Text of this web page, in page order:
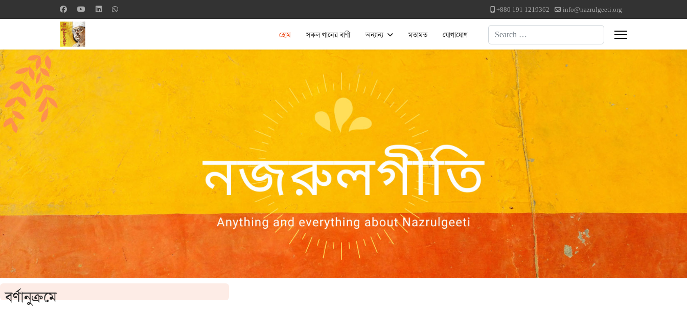
+880 191 1219362 info@nazrulgeeti.org
হোম সকল গানের বাণী অন্যান্য মতামত যোগাযোগ Search
বর্ণানুক্রমে